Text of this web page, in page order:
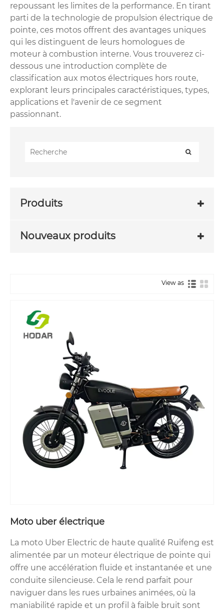
repoussant les limites de la performance. En tirant
parti de la technologie de propulsion électrique de
pointe, ces motos offrent des avantages uniques
qui les distinguent de leurs homologues de
moteur à combustion interne. Vous trouverez ci-
dessous une introduction complète de
classification aux motos électriques hors route,
explorant leurs principales caractéristiques, types,
applications et l'avenir de ce segment
passionnant.
Produits
Nouveaux produits
View as
Moto uber électrique
La moto Uber Electric de haute qualité Ruifeng est
alimentée par un moteur électrique de pointe qui
offre une accélération fluide et instantanée et une
conduite silencieuse. Cela le rend parfait pour
naviguer dans les rues urbaines animées, où la
maniabilité rapide et un profil à faible bruit sont